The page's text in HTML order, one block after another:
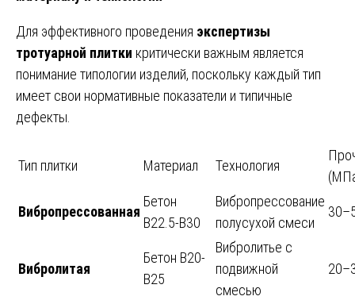
Для эффективного проведения экспертизы
тротуарной плитки критически важным является
понимание типологии изделий, поскольку каждый тип
имеет свои нормативные показатели и типичные
дефекты.
Тип плитки Материал Технология
Вибропрессованная
Бетон
B22.5-B30
Вибропрессование
полусухой смеси
Вибролитая
Бетон B20-
B25
Вибролитье с
подвижной
смесью